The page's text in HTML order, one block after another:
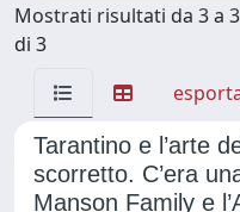
Mostrati risultati da 3 a 3
di 3
Tarantino e l’arte
scorretto. C’era
Manson Family e